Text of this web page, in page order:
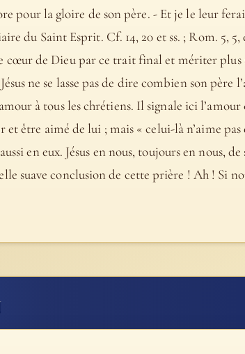
pour la gloire de son père. - Et je le leur
du Saint Esprit. Cf. 14, 20 et ss. ; Rom. 5,
cœur de Dieu par ce trait final et mériter plus
ne se lasse pas de dire combien son père
à tous les chrétiens. Il signale ici
être aimé de lui ; mais « celui-là n’aime pas
en eux. Jésus en nous, toujours en nous,
suave conclusion de cette prière ! Ah ! Si
à la connaissance, puis quant à son fruit [n°